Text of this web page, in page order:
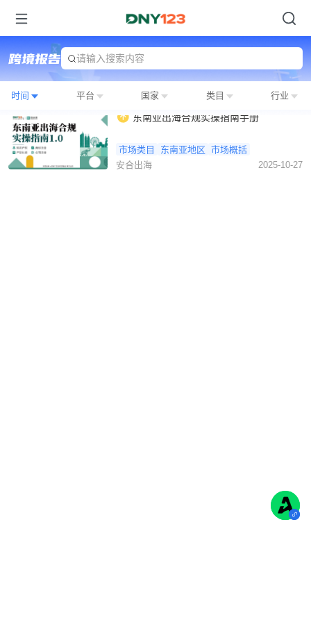
请输入搜索内容
时间 平台 国家 类目 行业
东南亚出海合规实操指南手册
市场类目 东南亚地区 市场概括
安合出海
2025-10-27